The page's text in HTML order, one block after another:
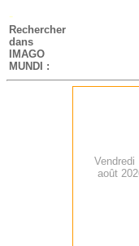
-
Rechercher
dans
IMAGO
MUNDI :
août